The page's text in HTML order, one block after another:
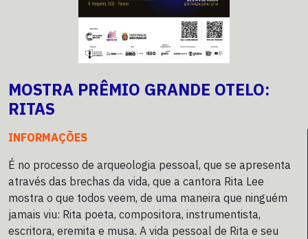
MOSTRA PRÊMIO GRANDE OTELO:
RITAS
INFORMAÇÕES
É no processo de arqueologia pessoal, que se apresenta
através das brechas da vida, que a cantora Rita Lee
mostra o que todos veem, de uma maneira que ninguém
jamais viu: Rita poeta, compositora, instrumentista,
escritora, eremita e musa. A vida pessoal de Rita e seu